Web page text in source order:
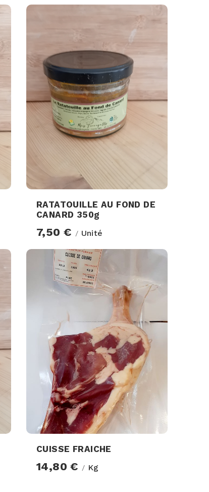
RATATOUILLE AU FOND DE
CANARD 350g
7,50 € / Unité
CUISSE FRAICHE
14,80 € / Kg